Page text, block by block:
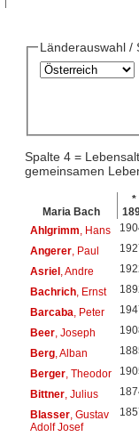
Länderauswahl /
Spalte 4 =
gemeinsamen
Maria Bach
*
Ahlgrimm , Hans
Angerer, Paul
Asriel, Andre
Bachrich, Ernst
Barcaba , Peter
Beer, Joseph
Berg, Alban
Berger, Theodor
Bittner, Julius
Blasser, Gustav
Adolf Josef